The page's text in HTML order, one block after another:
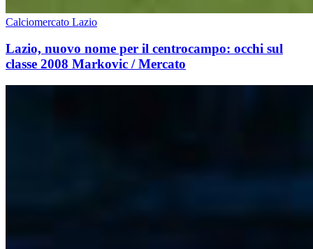
Calciomercato Lazio
Lazio, nuovo nome per il centrocampo: occhi sul
classe 2008 Markovic / Mercato